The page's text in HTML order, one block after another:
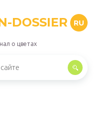
DOSSIER RU
о цветах